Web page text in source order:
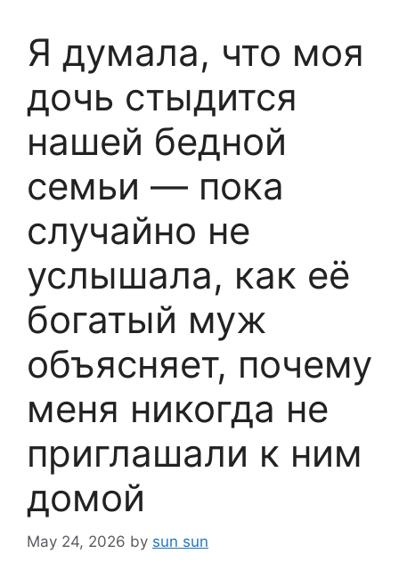
Я думала, что моя
дочь стыдится
нашей бедной
семьи — пока
случайно не
услышала, как её
богатый муж
объясняет, почему
меня никогда не
приглашали к ним
домой
May 24, 2026 by sun sun